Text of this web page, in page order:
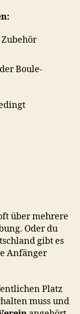
Boule-
über mehrere
Oder du
gibt es
Anfänger
Platz
muss und